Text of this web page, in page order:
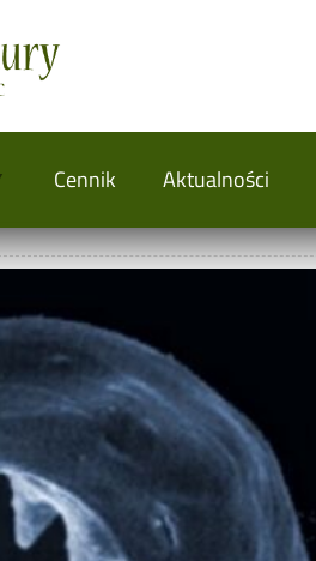
Cennik Aktualności